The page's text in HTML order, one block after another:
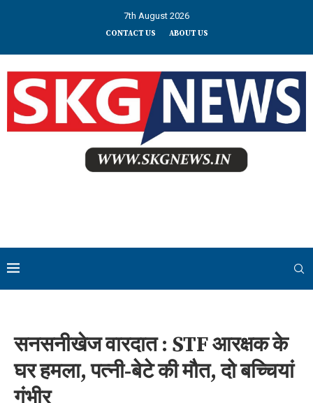
7th August 2026
CONTACT US ABOUT US
सनसनीखेज वारदात : STF आरक्षक के
घर हमला, पत्नी-बेटे की मौत, दो बच्चियां